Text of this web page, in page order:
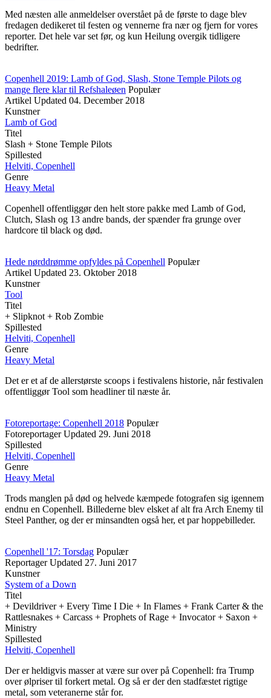
Med næsten alle anmeldelser overstået på de første to dage blev
fredagen dedikeret til festen og vennerne fra nær og fjern for vores
reporter. Det hele var set før, og kun Heilung overgik tidligere
bedrifter.
Copenhell 2019: Lamb of God, Slash, Stone Temple Pilots og
mange flere klar til Refshaleøen Populær
Artikel Updated 04. December 2018
Kunstner
Lamb of God
Titel
Slash + Stone Temple Pilots
Spillested
Helviti, Copenhell
Genre
Heavy Metal
Copenhell offentliggør den helt store pakke med Lamb of God,
Clutch, Slash og 13 andre bands, der spænder fra grunge over
hardcore til black og død.
Hede nørddrømme opfyldes på Copenhell Populær
Artikel Updated 23. Oktober 2018
Kunstner
Tool
Titel
+ Slipknot + Rob Zombie
Spillested
Helviti, Copenhell
Genre
Heavy Metal
Det er et af de allerstørste scoops i festivalens historie, når festivalen
offentliggør Tool som headliner til næste år.
Fotoreportage: Copenhell 2018 Populær
Fotoreportager Updated 29. Juni 2018
Spillested
Helviti, Copenhell
Genre
Heavy Metal
Trods manglen på død og helvede kæmpede fotografen sig igennem
endnu en Copenhell. Billederne blev elsket af alt fra Arch Enemy til
Steel Panther, og der er minsandten også her, et par hoppebilleder.
Copenhell '17: Torsdag Populær
Reportager Updated 27. Juni 2017
Kunstner
System of a Down
Titel
+ Devildriver + Every Time I Die + In Flames + Frank Carter & the
Rattlesnakes + Carcass + Prophets of Rage + Invocator + Saxon +
Ministry
Spillested
Helviti, Copenhell
Der er heldigvis masser at være sur over på Copenhell: fra Trump
over ølpriser til forkert metal. Og så er der den stadfæstet rigtige
metal, som veteranerne står for.